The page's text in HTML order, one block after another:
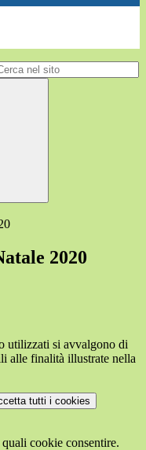
2020
utilizzati si avvalgono di
alle finalità illustrate nella
tutti i cookies
cookie consentire.